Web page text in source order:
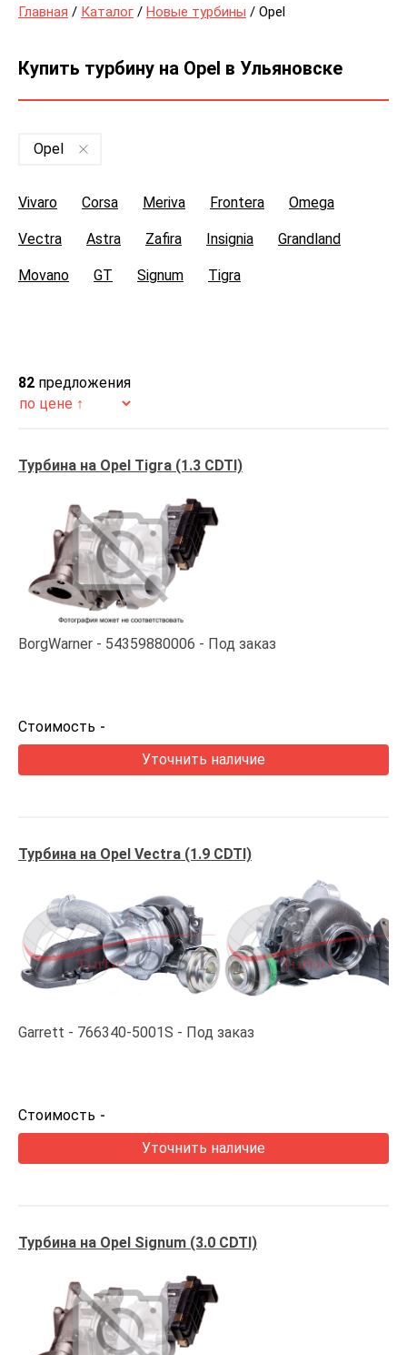
Главная / Каталог / Новые турбины / Opel
Купить турбину на Opel в Ульяновске
Opel
Vivaro Corsa Meriva Frontera Omega
Vectra Astra Zafira Insignia Grandland
Movano GT Signum Tigra
82 предложения
Турбина на Opel Tigra (1.3 CDTI)
BorgWarner 54359880006 Под заказ
Стоимость -
Уточнить наличие
Турбина на Opel Vectra (1.9 CDTI)
Garrett 766340-5001S Под заказ
Стоимость -
Уточнить наличие
Турбина на Opel Signum (3.0 CDTI)